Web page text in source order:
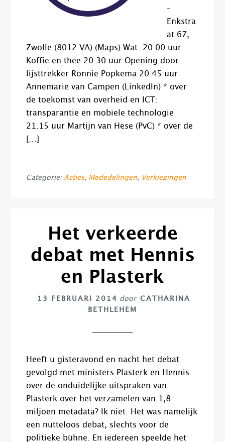
–
Enkstra
at 67,
Zwolle (8012 VA) (Maps) Wat: 20.00 uur
Koffie en thee 20.30 uur Opening door
lijsttrekker Ronnie Popkema 20.45 uur
Annemarie van Campen (LinkedIn) * over
de toekomst van overheid en ICT:
transparantie en mobiele technologie
21.15 uur Martijn van Hese (PvC) * over de
[…]
Categorie: Acties, Mededelingen, Verkiezingen
Het verkeerde
debat met Hennis
en Plasterk
13 FEBRUARI 2014 door CATHARINA
BETHLEHEM
Heeft u gisteravond en nacht het debat
gevolgd met ministers Plasterk en Hennis
over de onduidelijke uitspraken van
Plasterk over het verzamelen van 1,8
miljoen metadata? Ik niet. Het was namelijk
een nutteloos debat, slechts voor de
politieke bühne. En iedereen speelde het